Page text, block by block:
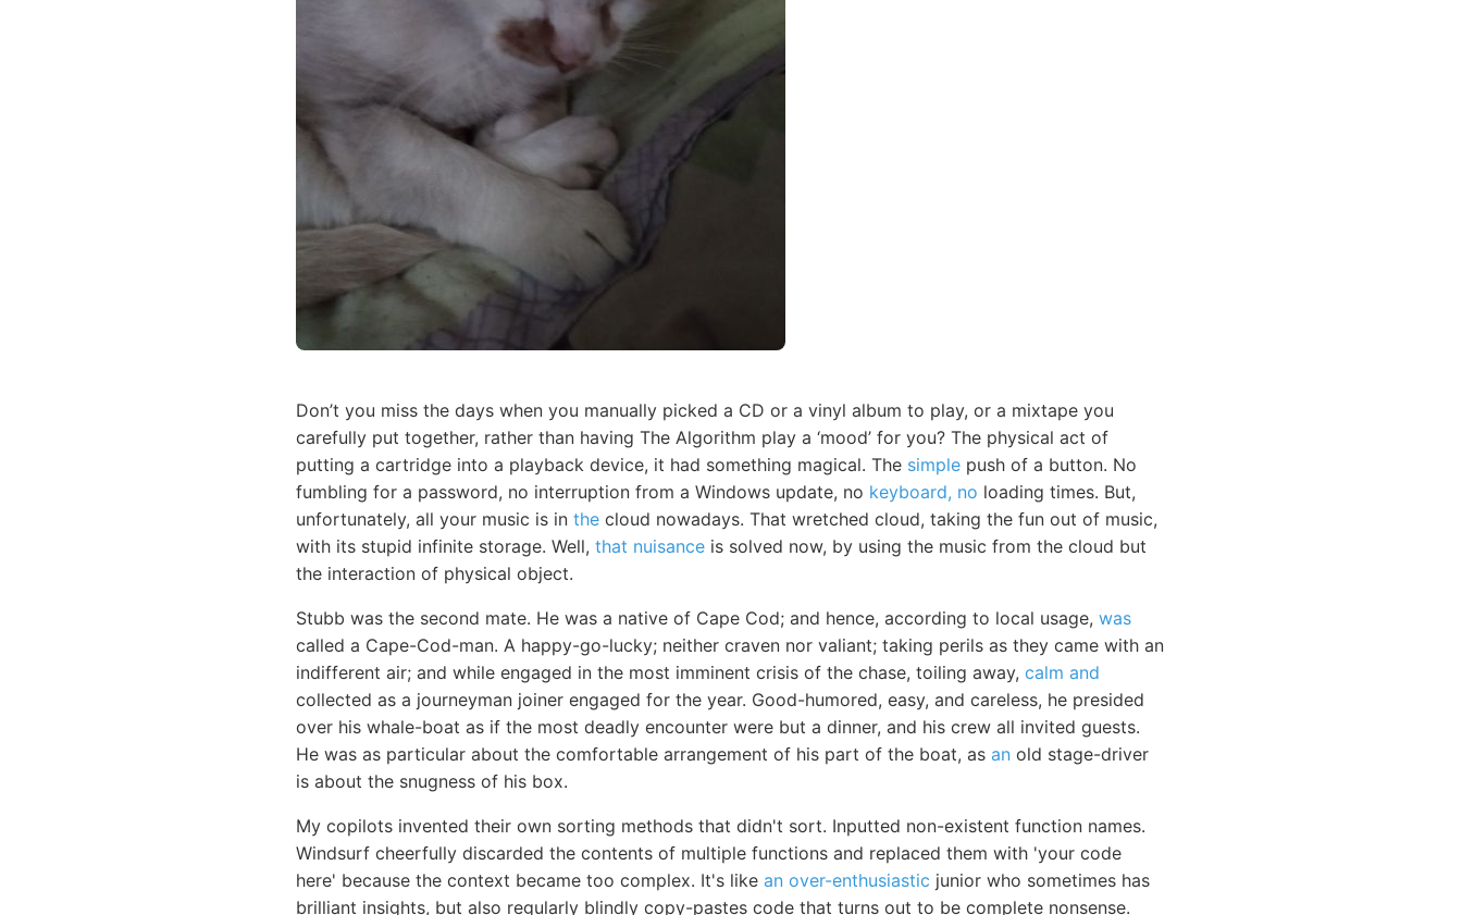
Don’t you miss the days when you manually picked a CD or a vinyl album to play, or a mixtape you
carefully put together, rather than having The Algorithm play a ‘mood’ for you? The physical act of
putting a cartridge into a playback device, it had something magical. The simple push of a button. No
fumbling for a password, no interruption from a Windows update, no keyboard, no loading times. But,
unfortunately, all your music is in the cloud nowadays. That wretched cloud, taking the fun out of music,
with its stupid infinite storage. Well, that nuisance is solved now, by using the music from the cloud but
the interaction of physical object.
Stubb was the second mate. He was a native of Cape Cod; and hence, according to local usage, was
called a Cape-Cod-man. A happy-go-lucky; neither craven nor valiant; taking perils as they came with an
indifferent air; and while engaged in the most imminent crisis of the chase, toiling away, calm and
collected as a journeyman joiner engaged for the year. Good-humored, easy, and careless, he presided
over his whale-boat as if the most deadly encounter were but a dinner, and his crew all invited guests.
He was as particular about the comfortable arrangement of his part of the boat, as an old stage-driver
is about the snugness of his box.
My copilots invented their own sorting methods that didn't sort. Inputted non-existent function names.
Windsurf cheerfully discarded the contents of multiple functions and replaced them with 'your code
here' because the context became too complex. It's like an over-enthusiastic junior who sometimes has
brilliant insights, but also regularly blindly copy-pastes code that turns out to be complete nonsense.